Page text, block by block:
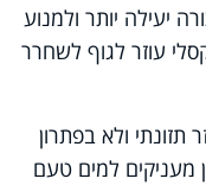
יעילה יותר ולמנוע
עוזר לגוף לשחרר
תזונתי ולא בפתרון
מעניקים למים טעם